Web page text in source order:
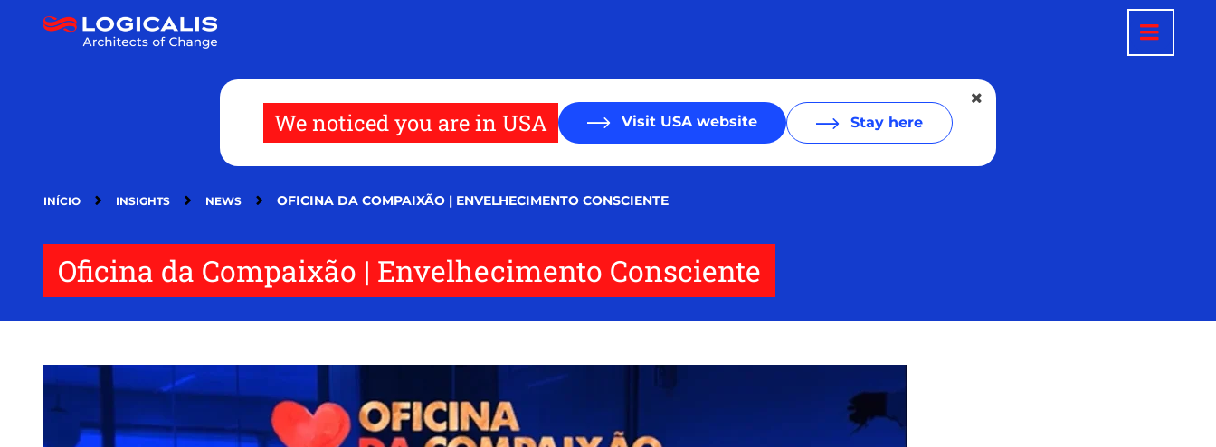
We noticed you are in USA Visit USA website Stay here
INÍCIO INSIGHTS NEWS OFICINA DA COMPAIXÃO | ENVELHECIMENTO CONSCIENTE
Oficina da Compaixão | Envelhecimento Consciente